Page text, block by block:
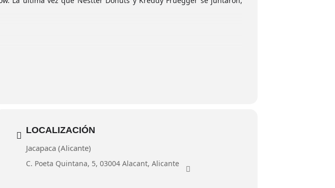
LOCALIZACIÓN
Jacapaca (Alicante)
C. Poeta Quintana, 5, 03004 Alacant, Alicante